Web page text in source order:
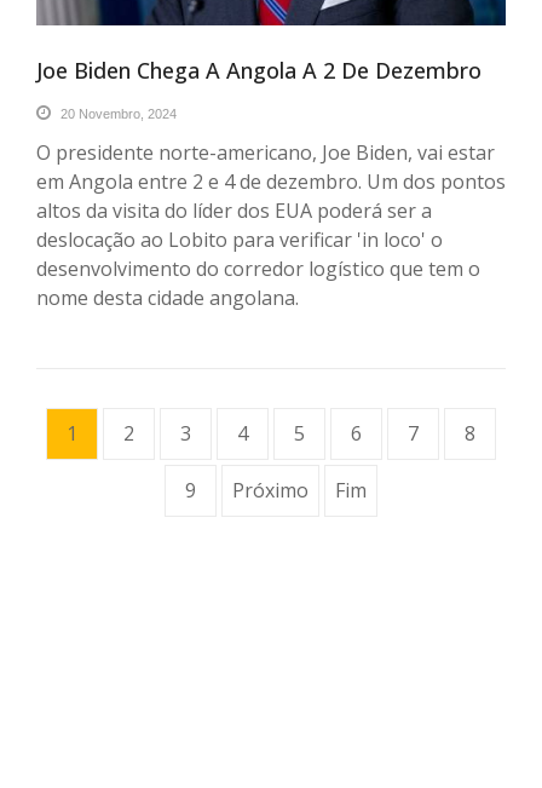
Joe Biden Chega A Angola A 2 De Dezembro
20 Novembro, 2024
O presidente norte-americano, Joe Biden, vai estar
em Angola entre 2 e 4 de dezembro. Um dos pontos
altos da visita do líder dos EUA poderá ser a
deslocação ao Lobito para verificar 'in loco' o
desenvolvimento do corredor logístico que tem o
nome desta cidade angolana.
1 2 3 4 5 6 7 8
9 Próximo Fim